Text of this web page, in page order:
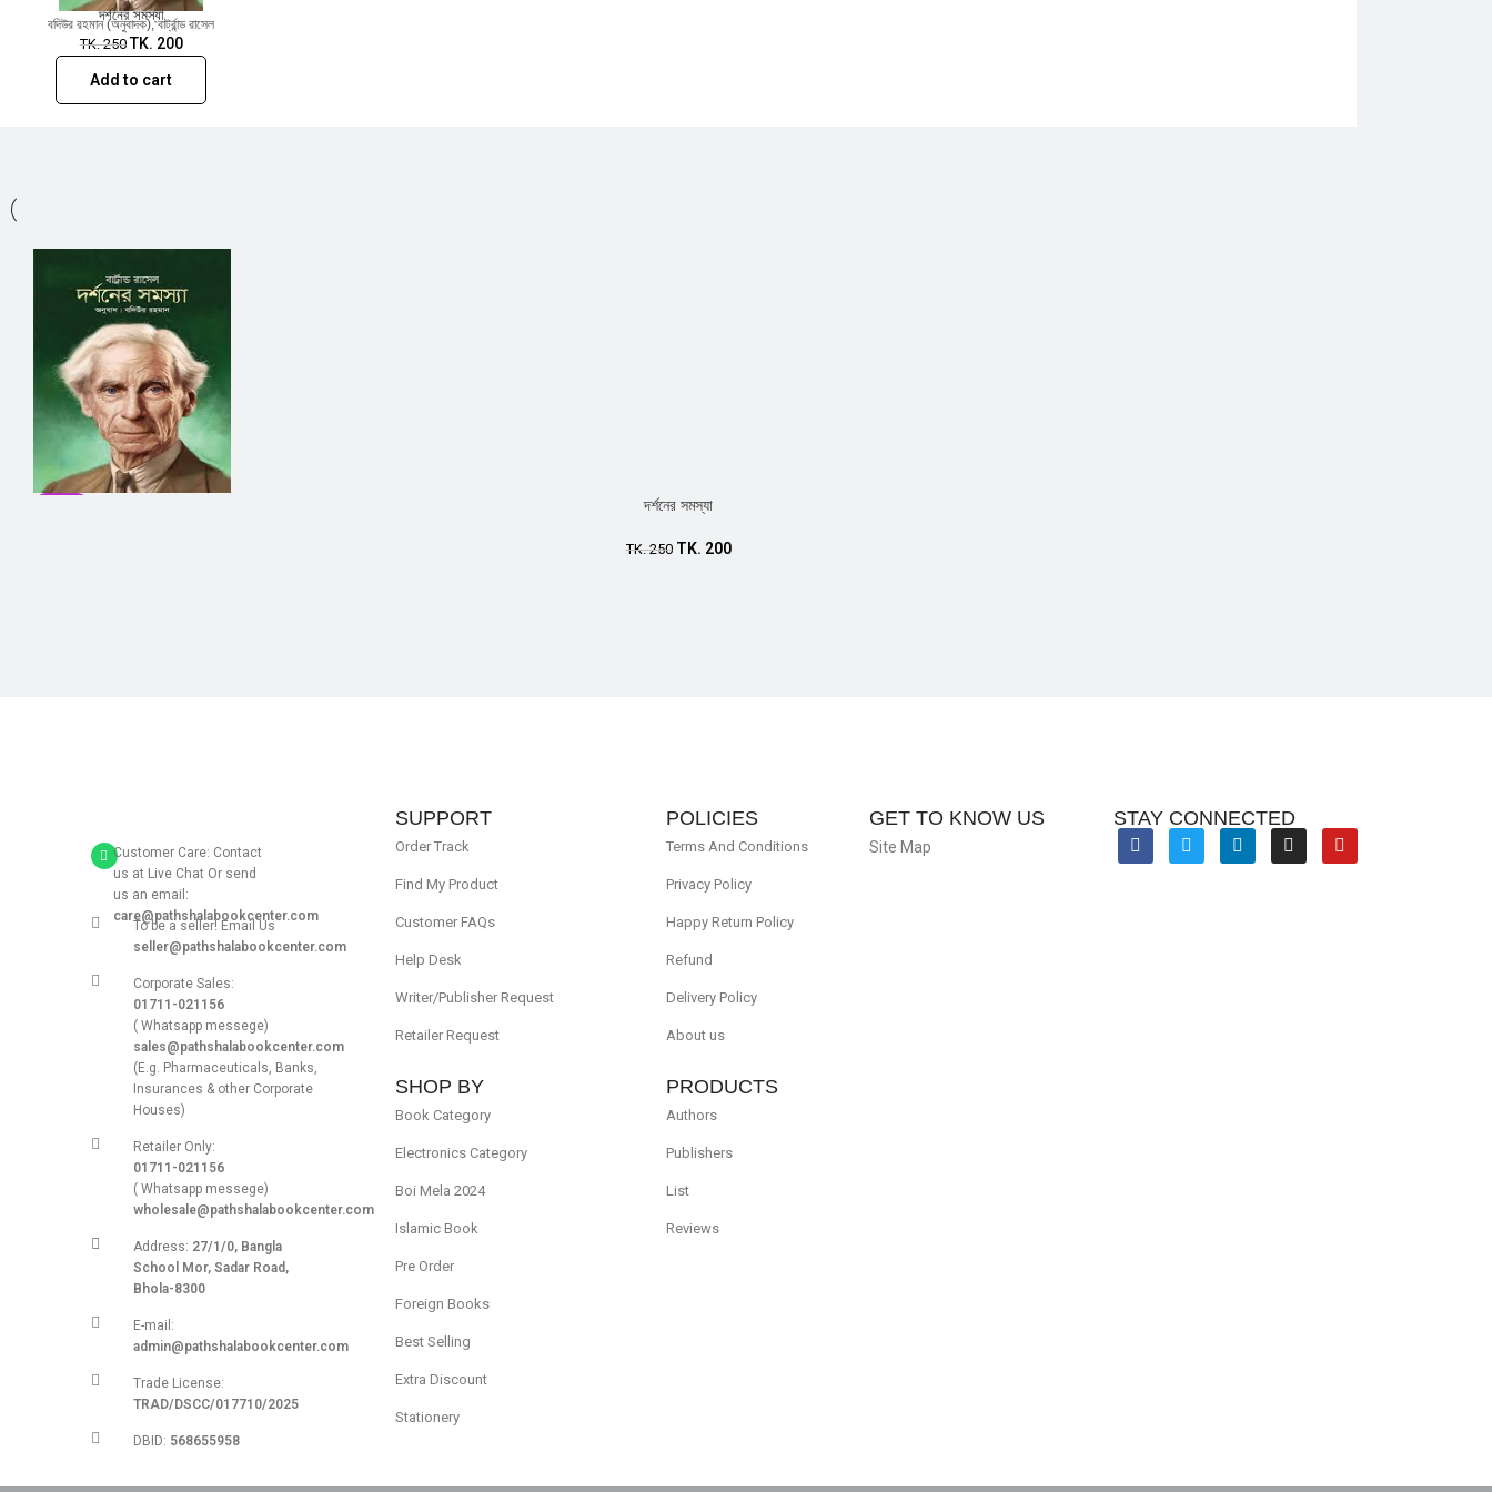
দর্শনের সমস্যা
বদিউর রহমান (অনুবাদক),বার্ট্রান্ড রাসেল
TK.250 TK. 200
Add to cart
দর্শনের সমস্যা
TK.250 TK. 200
Customer Care: Contact
us at Live Chat Or send
us an email:
care@pathshalabookcenter.com
To be a seller! Email Us
seller@pathshalabookcenter.com
Corporate Sales:
01711-021156
( Whatsapp messege)
sales@pathshalabookcenter.com
(E.g. Pharmaceuticals, Banks,
Insurances & other Corporate
Houses)
Retailer Only:
01711-021156
( Whatsapp messege)
wholesale@pathshalabookcenter.com
Address: 27/1/0, Bangla
School Mor, Sadar Road,
Bhola-8300
E-mail:
admin@pathshalabookcenter.com
Trade License:
TRAD/DSCC/017710/2025
DBID: 568655958
SUPPORT
Order Track
Find My Product
Customer FAQs
Help Desk
Writer/Publisher Request
Retailer Request
SHOP BY
Book Category
Electronics Category
Boi Mela 2024
Islamic Book
Pre Order
Foreign Books
Best Selling
Extra Discount
Stationery
POLICIES
Terms And Conditions
Privacy Policy
Happy Return Policy
Refund
Delivery Policy
About us
PRODUCTS
Authors
Publishers
List
Reviews
GET TO KNOW US
Site Map
STAY CONNECTED